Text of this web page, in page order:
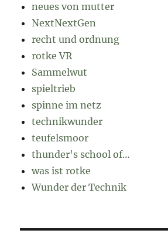
neues von mutter
NextNextGen
recht und ordnung
rotke VR
Sammelwut
spieltrieb
spinne im netz
technikwunder
teufelsmoor
thunder's school of…
was ist rotke
Wunder der Technik